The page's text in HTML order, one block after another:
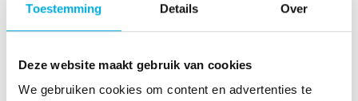
Toestemming Details Over
Deze website maakt gebruik van cookies
We gebruiken cookies om content en advertenties te
verantwoordelijkheid daarmee afgedekt maar de
bedrijfsvoering van uw installatie wordt beter
juiste beheer en goed onderhoud, minder
storingen op en verlaagd het risico op uitval.